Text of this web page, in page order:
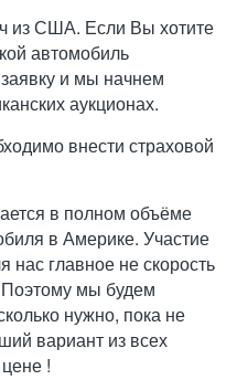
из США. Если Вы хотите
автомобиль
и мы начнем
аукционах.
внести страховой
в полном объёме
в Америке. Участие
нас главное не скорость
Поэтому мы будем
нужно, пока не
вариант из всех
!